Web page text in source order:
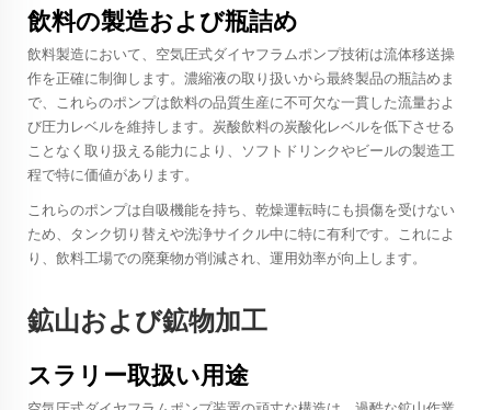
飲料の製造および瓶詰め
飲料製造において、空気圧式ダイヤフラムポンプ技術は流体移送操
作を正確に制御します。濃縮液の取り扱いから最終製品の瓶詰めま
で、これらのポンプは飲料の品質生産に不可欠な一貫した流量およ
び圧力レベルを維持します。炭酸飲料の炭酸化レベルを低下させる
ことなく取り扱える能力により、ソフトドリンクやビールの製造工
程で特に価値があります。
これらのポンプは自吸機能を持ち、乾燥運転時にも損傷を受けない
ため、タンク切り替えや洗浄サイクル中に特に有利です。これによ
り、飲料工場での廃棄物が削減され、運用効率が向上します。
鉱山および鉱物加工
スラリー取扱い用途